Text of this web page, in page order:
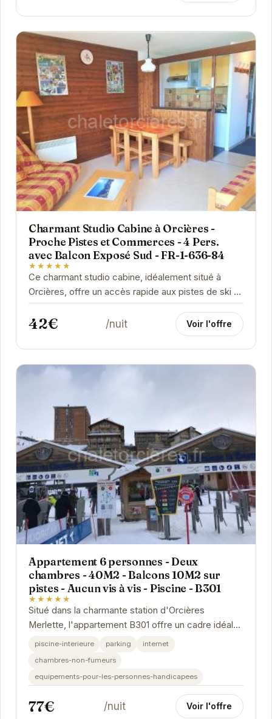
Charmant Studio Cabine à Orcières -
Proche Pistes et Commerces - 4 Pers.
avec Balcon Exposé Sud - FR-1-636-84
★★★★★
Ce charmant studio cabine, idéalement situé à
Orcières, offre un accès rapide aux pistes de ski et
à l'animation du centre-ville. Son balcon...
42€ /nuit Voir l'offre
Appartement 6 personnes - Deux
chambres - 40M2 - Balcons 10M2 sur
pistes - Aucun vis à vis - Piscine - B301
★★★★★
Situé dans la charmante station d'Orcières
Merlette, l'appartement B301 offre un cadre idéal
pour des vacances à la montagne réussies. Avec
piscine-interieure parking
internet
chambres-non-fumeurs
equipements-pour-les-personnes-handicapees
77€ /nuit Voir l'offre